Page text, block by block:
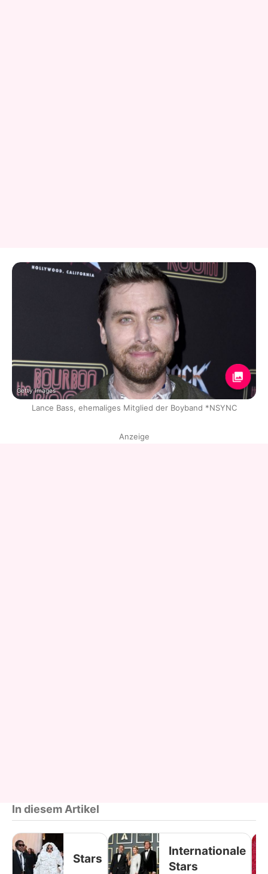
Getty Images
Lance Bass, ehemaliges Mitglied der Boyband *NSYNC
Anzeige
In diesem Artikel
Stars
Internationale
Stars